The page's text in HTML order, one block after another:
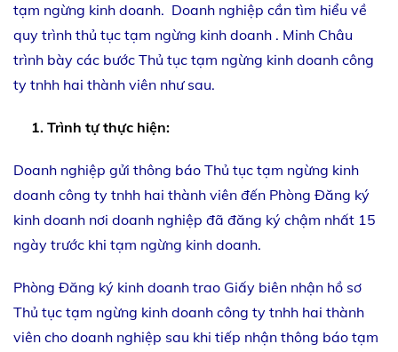
tạm ngừng kinh doanh. Doanh nghiệp cần tìm hiểu về
quy trình thủ tục tạm ngừng kinh doanh . Minh Châu
trình bày các bước Thủ tục tạm ngừng kinh doanh công
ty tnhh hai thành viên như sau.
1. Trình tự thực hiện:
Doanh nghiệp gửi thông báo Thủ tục tạm ngừng kinh
doanh công ty tnhh hai thành viên đến Phòng Đăng ký
kinh doanh nơi doanh nghiệp đã đăng ký chậm nhất 15
ngày trước khi tạm ngừng kinh doanh.
Phòng Đăng ký kinh doanh trao Giấy biên nhận hồ sơ
Thủ tục tạm ngừng kinh doanh công ty tnhh hai thành
viên cho doanh nghiệp sau khi tiếp nhận thông báo tạm